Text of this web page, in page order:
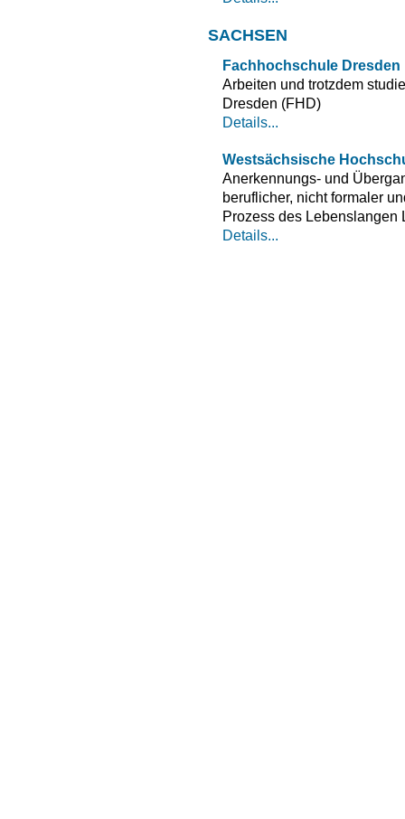
SACHSEN
Fachhochschule Dresden
Arbeiten und trotzdem
Dresden (FHD)
Details...
Westsächsische
Anerkennungs- und
beruflicher, nicht formaler
Prozess des Lebenslangen
Details...